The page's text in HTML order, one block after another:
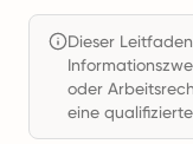
Dieser
oder
eine